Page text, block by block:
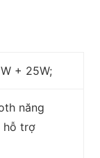
+ 25W;
năng
hỗ trợ